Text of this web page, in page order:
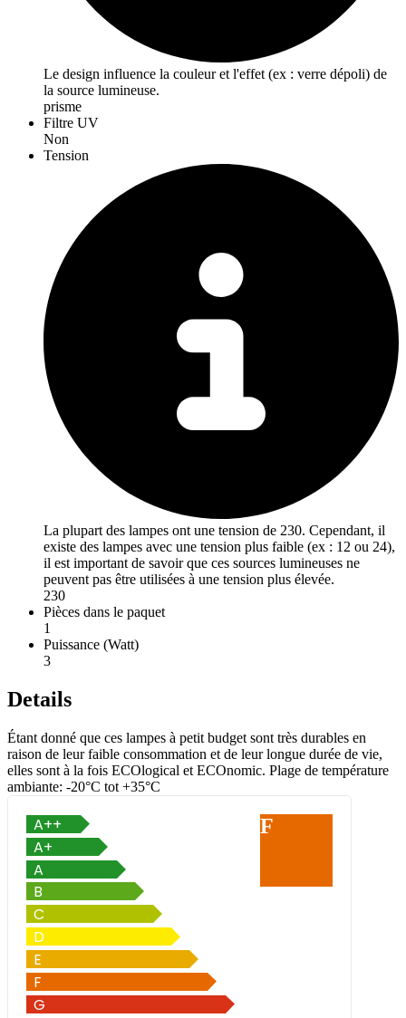
Le design influence la couleur et l'effet (ex : verre dépoli) de
la source lumineuse.
prisme
Filtre UV
Non
Tension
La plupart des lampes ont une tension de 230. Cependant, il
existe des lampes avec une tension plus faible (ex : 12 ou 24),
il est important de savoir que ces sources lumineuses ne
peuvent pas être utilisées à une tension plus élevée.
230
Pièces dans le paquet
1
Puissance (Watt)
3
Details
Étant donné que ces lampes à petit budget sont très durables en
raison de leur faible consommation et de leur longue durée de vie,
elles sont à la fois ECOlogical et ECOnomic. Plage de température
ambiante: -20°C tot +35°C
F